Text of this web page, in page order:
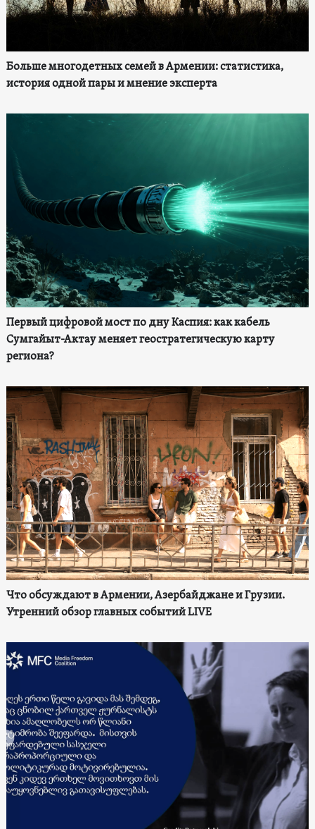
Больше многодетных семей в Армении: статистика,
история одной пары и мнение эксперта
Первый цифровой мост по дну Каспия: как кабель
Сумгайыт-Актау меняет геостратегическую карту
региона?
Что обсуждают в Армении, Азербайджане и Грузии.
Утренний обзор главных событий LIVE